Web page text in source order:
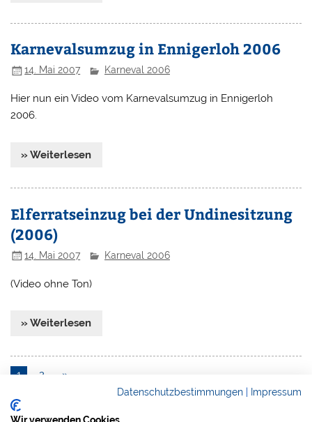
Karnevalsumzug in Ennigerloh 2006
14. Mai 2007 Karneval 2006
Hier nun ein Video vom Karnevalsumzug in Ennigerloh
2006.
» Weiterlesen
Elferratseinzug bei der Undinesitzung
(2006)
14. Mai 2007 Karneval 2006
(Video ohne Ton)
» Weiterlesen
1 2 »
Datenschutzbestimmungen Impressum